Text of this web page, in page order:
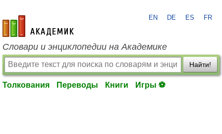
academic.ru
EN DE ES FR
Словари и энциклопедии на Академике
Найти!
Толкования Переводы Книги Игры ⚽